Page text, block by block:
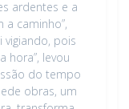
ardentes e a
caminho”,
vigiando, pois
hora”, levou
do tempo
obras, um